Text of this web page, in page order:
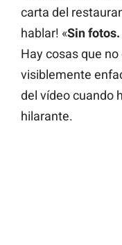
carta del
hablar! «Sin
Hay cosas que
visiblemente
del vídeo cuando
hilarante.